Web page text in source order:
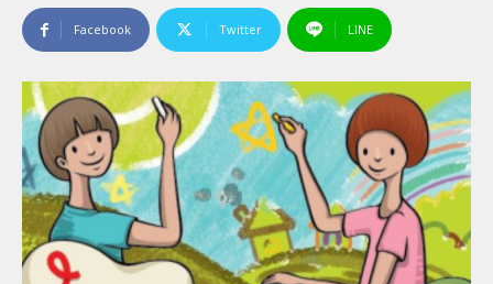
Facebook Twitter LINE